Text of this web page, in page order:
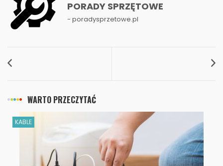
PORADY SPRZĘTOWE
- poradysprzetowe.pl
WARTO PRZECZYTAĆ
KABLE